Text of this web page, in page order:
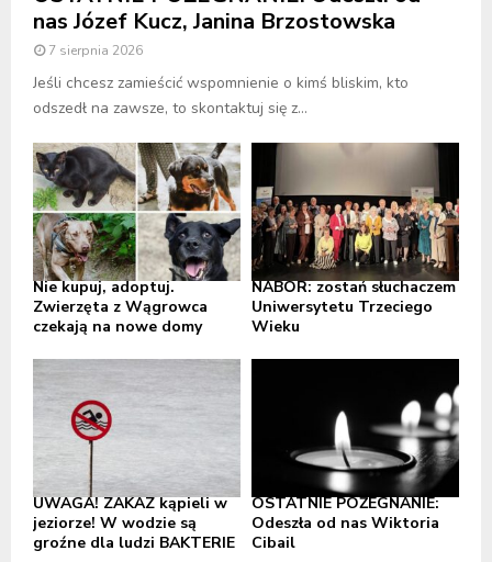
nas Józef Kucz, Janina Brzostowska
7 sierpnia 2026
Jeśli chcesz zamieścić wspomnienie o kimś bliskim, kto
odszedł na zawsze, to skontaktuj się z...
Nie kupuj, adoptuj.
Zwierzęta z Wągrowca
czekają na nowe domy
NABÓR: zostań słuchaczem
Uniwersytetu Trzeciego
Wieku
UWAGA! ZAKAZ kąpieli w
jeziorze! W wodzie są
groźne dla ludzi BAKTERIE
OSTATNIE POŻEGNANIE:
Odeszła od nas Wiktoria
Cibail